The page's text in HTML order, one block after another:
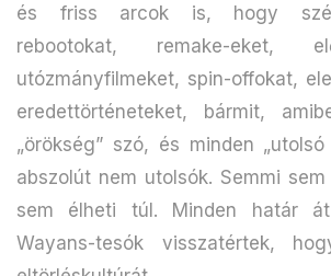
és friss arcok is, hogy
rebootokat, remake-eket,
utózmányfilmeket, spin-offokat,
eredettörténeteket, bármit,
„örökség” szó, és minden
abszolút nem utolsók. Semmi
sem élheti túl. Minden határ
Wayans-tesók visszatértek,